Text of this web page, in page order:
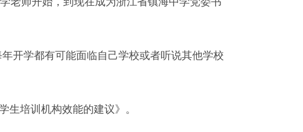
开学都有可能面临自己学校或者听说其他学校
培训机构效能的建议》。